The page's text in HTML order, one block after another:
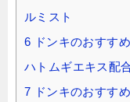
ルミスト
6 ドンキのおすす
ハトムギエキス配
7 ドンキのおすす